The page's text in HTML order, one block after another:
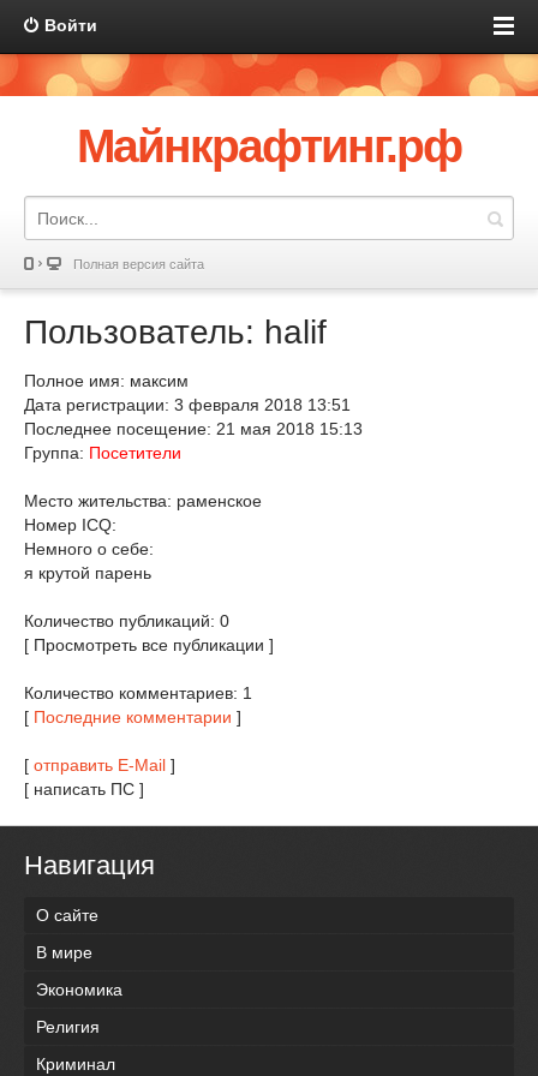
Войти
Майнкрафтинг.рф
Полная версия сайта
Пользователь: halif
Полное имя: максим
Дата регистрации: 3 февраля 2018 13:51
Последнее посещение: 21 мая 2018 15:13
Группа: Посетители
Место жительства: раменское
Номер ICQ:
Немного о себе:
я крутой парень
Количество публикаций: 0
[ Просмотреть все публикации ]
Количество комментариев: 1
[ Последние комментарии ]
[ отправить E-Mail ]
[ написать ПС ]
Навигация
О сайте
В мире
Экономика
Религия
Криминал